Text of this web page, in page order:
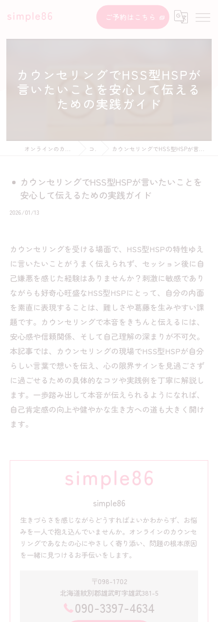
ご予約はこちら
カウンセリングでHSS型HSPが
言いたいことを安心して伝える
ための実践ガイド
オンラインのカウンセリングならsimple86 コラム カウンセリングでHSS型HSPが言いたいことを安心して伝えるための実践ガイド
カウンセリングでHSS型HSPが言いたいことを
安心して伝えるための実践ガイド
2026/01/13
カウンセリングを受ける場面で、HSS型HSPの特性ゆえ
に言いたいことがうまく伝えられず、セッション後に自
己嫌悪を感じた経験はありませんか？刺激に敏感であり
ながらも好奇心旺盛なHSS型HSPにとって、自分の内面
を素直に表現することは、難しさや葛藤を生みやすい課
題です。カウンセリングで本音をきちんと伝えるには、
安心感や信頼関係、そして自己理解の深まりが不可欠。
本記事では、カウンセリングの現場でHSS型HSPが自分
らしい言葉で想いを伝え、心の限界サインを見過ごさず
に過ごせるための具体的なコツや実践例を丁寧に解説し
ます。一歩踏み出して本音が伝えられるようになれば、
自己肯定感の向上や健やかな生き方への道も大きく開け
ます。
simple86
生きづらさを感じながらどうすればよいかわからず、お悩
みを一人で抱え込んでいませんか。オンラインのカウンセ
リングであなたの心にやさしく寄り添い、問題の根本原因
を一緒に見つけるお手伝いをします。
〒098-1702
北海道紋別郡雄武町字雄武381-5
090-3397-4634